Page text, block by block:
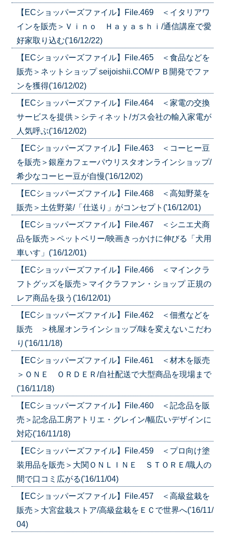
【ECショッパーズファイル】File.469 ＜イタリアワ
インを販売＞Ｖｉｎｏ Ｈａｙａｓｈｉ/通信講座で愛
好家取り込む('16/12/22)
【ECショッパーズファイル】File.465 ＜食品などを
販売＞ネットショップ seijoishii.COM/ＰＢ開発でファ
ンを獲得('16/12/02)
【ECショッパーズファイル】File.464 ＜家電の交換
サービスを提供＞シティネット/ガス会社の輸入家電が
人気呼ぶ('16/12/02)
【ECショッパーズファイル】File.463 ＜コーヒー豆
を販売＞銀座カフェーパウリスタオンラインショップ/
希少なコーヒー豆が自慢('16/12/02)
【ECショッパーズファイル】File.468 ＜高知野菜を
販売＞土佐野菜/「仕送り」がコンセプト('16/12/01)
【ECショッパーズファイル】File.467 ＜シニエ犬商
品を販売＞ペットベリー/映画きっかけに伸びる「犬用
車いす」('16/12/01)
【ECショッパーズファイル】File.466 ＜マインクラ
フトグッズを販売＞マイクラファン・ショップ 正規の
レア商品を扱う('16/12/01)
【ECショッパーズファイル】File.462 ＜佃煮などを
販売 ＞桃屋オンラインショップ/味を変えないこだわ
り('16/11/18)
【ECショッパーズファイル】File.461 ＜材木を販売
＞ＯＮＥ ＯＲＤＥＲ/自社配送で大型商品を現場まで
('16/11/18)
【ECショッパーズファイル】File.460 ＜記念品を販
売＞記念品工房アトリエ・グレイン/幅広いデザインに
対応('16/11/18)
【ECショッパーズファイル】File.459 ＜プロ向け塗
装用品を販売＞大関ＯＮＬＩＮＥ ＳＴＯＲＥ/職人の
間で口コミ広がる('16/11/04)
【ECショッパーズファイル】File.457 ＜高級盆栽を
販売＞大宮盆栽ストア/高級盆栽をＥＣで世界へ('16/11/
04)